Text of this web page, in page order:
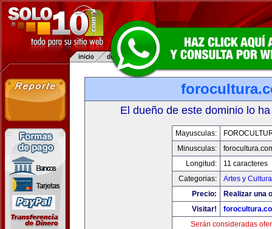
El dueño de este dominio lo
Mayusculas:
Minusculas:
Longitud:
11 caracteres
Categorias:
Artes y Cultura
Precio:
Realizar una
Visitar!
Serán consideradas